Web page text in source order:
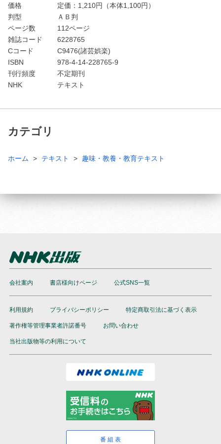
価格
定価： 1,210円（本体1,100円）
判型
ＡＢ判
ページ数
112ページ
雑誌コード
6228765
Cコード
C9476(諸芸娯楽)
ISBN
978-4-14-228765-9
刊行頻度
不定期刊
NHK
テキスト
カテゴリ
ホーム テキスト 趣味・教養・教育テキスト
会社案内 書店様向けページ 公式SNS一覧
利用規約 プライバシーポリシー 特定商取引法に基づく表示
著作権等管理事業者許諾番号 お問い合わせ
当社出版物等の利用について
番組表